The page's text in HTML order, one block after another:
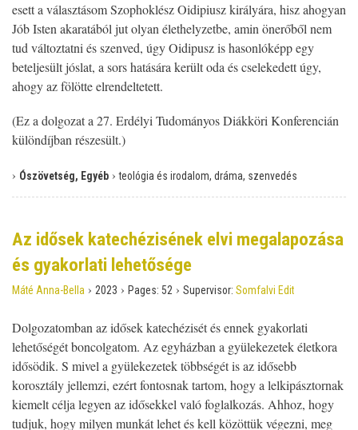
esett a választásom Szophoklész Oidipiusz királyára, hisz ahogyan
Jób Isten akaratából jut olyan élethelyzetbe, amin önerőből nem
tud változtatni és szenved, úgy Oidipusz is hasonlóképp egy
beteljesült jóslat, a sors hatására került oda és cselekedett úgy,
ahogy az fölötte elrendeltetett.
(Ez a dolgozat a 27. Erdélyi Tudományos Diákköri Konferencián
különdíjban részesült.)
› Ószövetség, Egyéb ›teológia és irodalom, dráma, szenvedés
Az idősek katechézisének elvi megalapozása
és gyakorlati lehetősége
Máté Anna-Bella › 2023 › Pages: 52 › Supervisor: Somfalvi Edit
Dolgozatomban az idősek katechézisét és ennek gyakorlati
lehetőségét boncolgatom. Az egyházban a gyülekezetek életkora
idősödik. S mivel a gyülekezetek többségét is az idősebb
korosztály jellemzi, ezért fontosnak tartom, hogy a lelkipásztornak
kiemelt célja legyen az idősekkel való foglalkozás. Ahhoz, hogy
tudjuk, hogy milyen munkát lehet és kell közöttük végezni, meg